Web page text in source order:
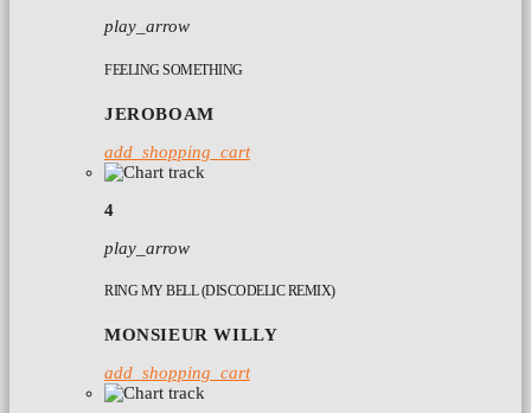
play_arrow
FEELING SOMETHING
JEROBOAM
add_shopping_cart
4
play_arrow
RING MY BELL (DISCODELIC REMIX)
MONSIEUR WILLY
add_shopping_cart